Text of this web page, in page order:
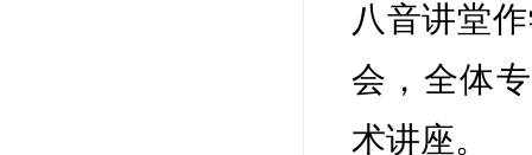
八音讲堂
会，全体
术讲座。